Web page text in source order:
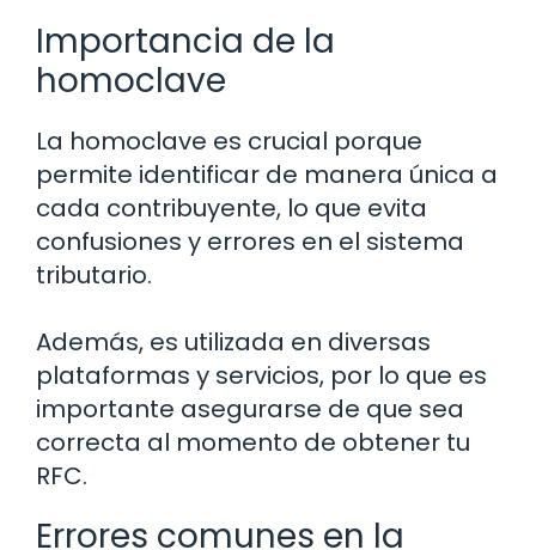
Importancia de la
homoclave
La homoclave es crucial porque
permite identificar de manera única a
cada contribuyente, lo que evita
confusiones y errores en el sistema
tributario.
Además, es utilizada en diversas
plataformas y servicios, por lo que es
importante asegurarse de que sea
correcta al momento de obtener tu
RFC.
Errores comunes en la